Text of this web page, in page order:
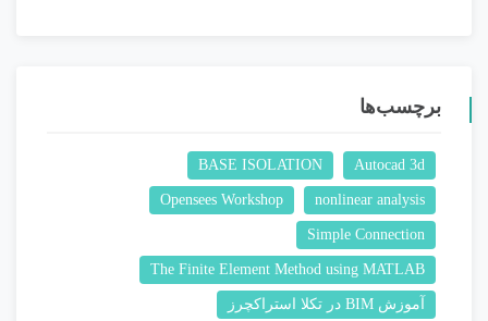
برچسب‌ها
Autocad 3d
BASE ISOLATION
nonlinear analysis
Opensees Workshop
Simple Connection
The Finite Element Method using MATLAB
آموزش BIM در تکلا استراکچرز